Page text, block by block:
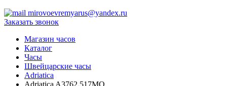
mirovoevremyarus@yandex.ru
Заказать звонок
Магазин часов
Каталог
Часы
Швейцарские часы
Adriatica